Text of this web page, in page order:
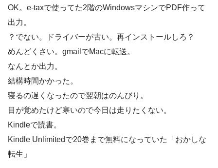
OK。e-taxで使ってた2階のWindowsマシンでPDF作って
出力。
？でない。ドライバーが古い。再インストールしろ？
めんどくさい。gmailでMacに転送。
なんとか出力。
結構時間かかった。
寝るの遅くなったので翌朝はのんびり。
目が覚めたけど寒いので今日は走りたくない。
Kindleで読書。
Kindle Unlimitedで20巻まで無料になっていた「おかしな
転生」